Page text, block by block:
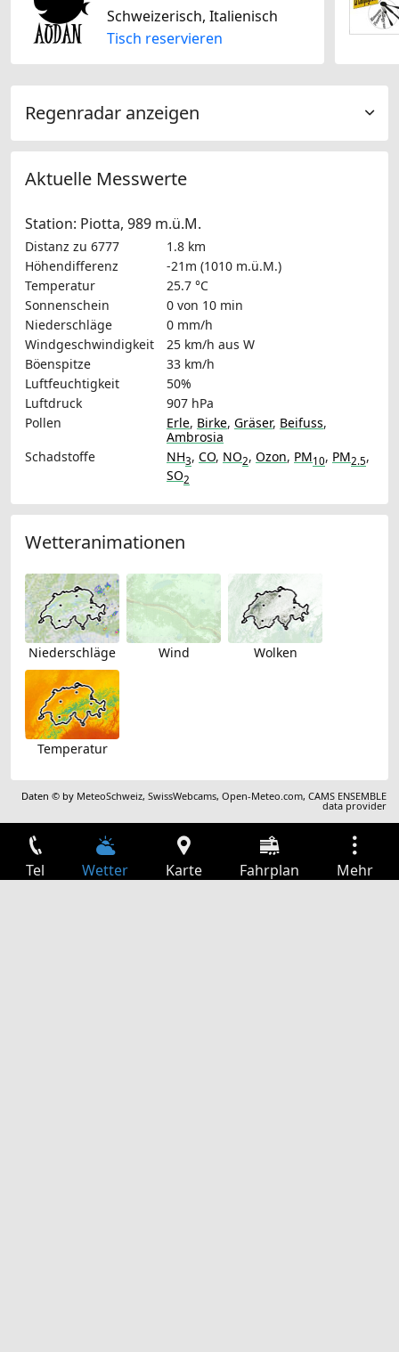
Schweizerisch, Italienisch
Tisch reservieren
Regenradar anzeigen
Aktuelle Messwerte
Station: Piotta, 989 m.ü.M.
Distanz zu 6777
1.8 km
Höhendifferenz
-21m (1010 m.ü.M.)
Temperatur
25.7 °C
Sonnenschein
0 von 10 min
Niederschläge
0 mm/h
Windgeschwindigkeit
25 km/h aus W
Böenspitze
33 km/h
Luftfeuchtigkeit
50%
Luftdruck
907 hPa
Pollen
Erle, Birke, Gräser, Beifuss,
Ambrosia
Schadstoffe
NH3, CO, NO2, Ozon, PM10, PM2.5,
SO2
Wetteranimationen
Niederschläge Wind Wolken
Temperatur
Daten © by MeteoSchweiz,SwissWebcams,Open-Meteo.com,CAMS ENSEMBLE
data provider
Tel Wetter Karte Fahrplan Mehr